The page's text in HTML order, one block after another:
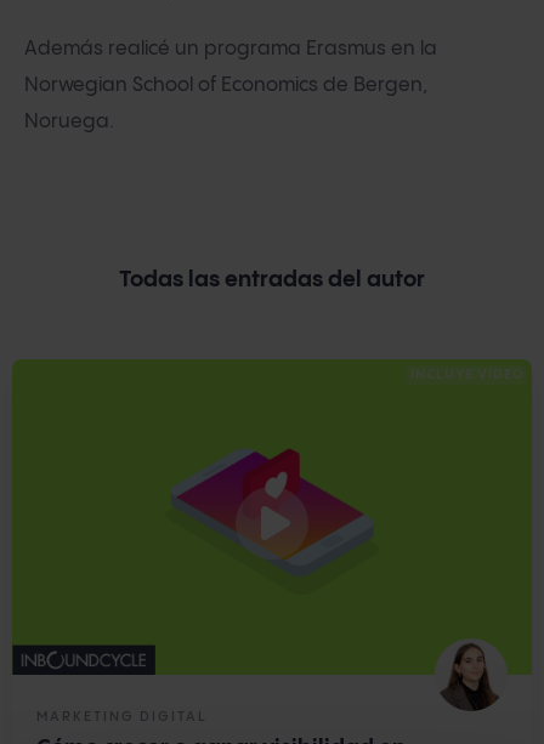
Además realicé un programa Erasmus en la
Norwegian School of Economics de Bergen,
Noruega.
Todas las entradas del autor
MARKETING DIGITAL